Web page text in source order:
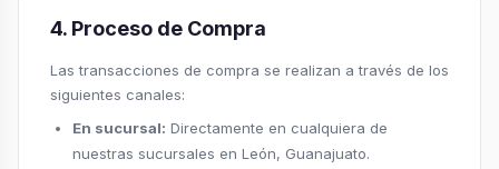
4. Proceso de Compra
Las transacciones de compra se realizan a través de los
siguientes canales:
En sucursal: Directamente en cualquiera de
nuestras sucursales en León, Guanajuato.